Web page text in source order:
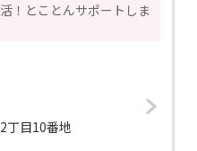
！とことんサポートしま
丁目10番地